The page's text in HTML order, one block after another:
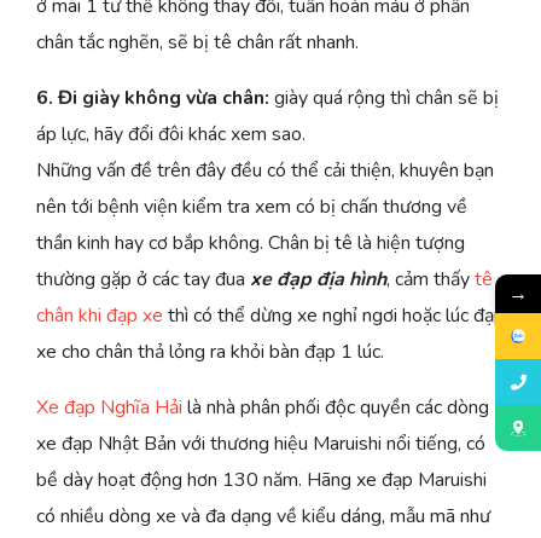
ở mãi 1 tư thế không thay đổi, tuần hoàn máu ở phần
chân tắc nghẽn, sẽ bị tê chân rất nhanh.
6. Đi giày không vừa chân: giày quá rộng thì chân sẽ bị
áp lực, hãy đổi đôi khác xem sao.
Những vấn đề trên đây đều có thể cải thiện, khuyên bạn
nên tới bệnh viện kiểm tra xem có bị chấn thương về
thần kinh hay cơ bắp không. Chân bị tê là hiện tượng
thường gặp ở các tay đua xe đạp địa hình, cảm thấytê
chân khi đạp xe thì có thể dừng xe nghỉ ngơi hoặc lúc đạp
xe cho chân thả lỏng ra khỏi bàn đạp 1 lúc.
Xe đạp Nghĩa Hải là nhà phân phối độc quyền các dòng
xe đạp Nhật Bản với thương hiệu Maruishi nổi tiếng, có
bề dày hoạt động hơn 130 năm. Hãng xe đạp Maruishi
có nhiều dòng xe và đa dạng về kiểu dáng, mẫu mã như
→